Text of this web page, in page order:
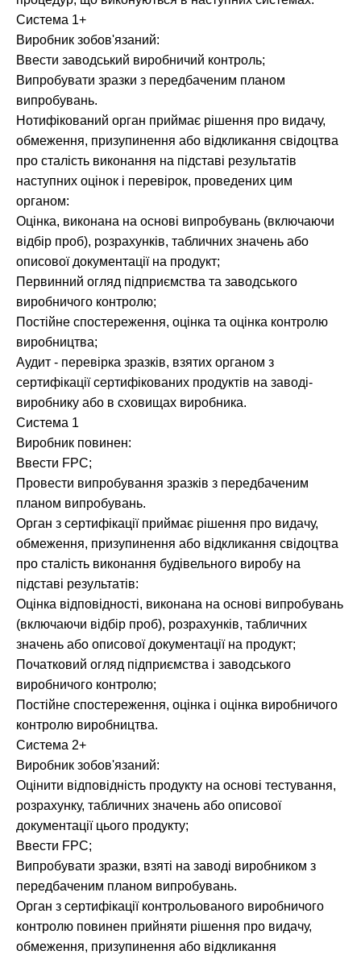
Система 1+
Виробник зобов'язаний:
Ввести заводський виробничий контроль;
Випробувати зразки з передбаченим планом
випробувань.
Нотифікований орган приймає рішення про видачу,
обмеження, призупинення або відкликання свідоцтва
про сталість виконання на підставі результатів
наступних оцінок і перевірок, проведених цим
органом:
Оцінка, виконана на основі випробувань (включаючи
відбір проб), розрахунків, табличних значень або
описової документації на продукт;
Первинний огляд підприємства та заводського
виробничого контролю;
Постійне спостереження, оцінка та оцінка контролю
виробництва;
Аудит - перевірка зразків, взятих органом з
сертифікації сертифікованих продуктів на заводі-
виробнику або в сховищах виробника.
Система 1
Виробник повинен:
Ввести FPC;
Провести випробування зразків з передбаченим
планом випробувань.
Орган з сертифікації приймає рішення про видачу,
обмеження, призупинення або відкликання свідоцтва
про сталість виконання будівельного виробу на
підставі результатів:
Оцінка відповідності, виконана на основі випробувань
(включаючи відбір проб), розрахунків, табличних
значень або описової документації на продукт;
Початковий огляд підприємства і заводського
виробничого контролю;
Постійне спостереження, оцінка і оцінка виробничого
контролю виробництва.
Система 2+
Виробник зобов'язаний:
Оцінити відповідність продукту на основі тестування,
розрахунку, табличних значень або описової
документації цього продукту;
Ввести FPC;
Випробувати зразки, взяті на заводі виробником з
передбаченим планом випробувань.
Орган з сертифікації контрольованого виробничого
контролю повинен прийняти рішення про видачу,
обмеження, призупинення або відкликання